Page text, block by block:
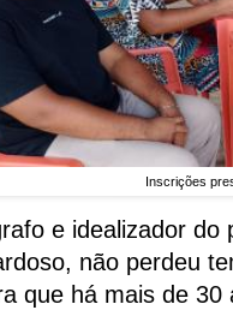
Inscrições
e idealizador do
não perdeu
que há mais de